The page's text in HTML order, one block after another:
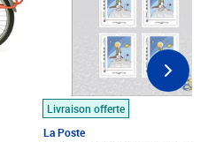
Livraison offerte
La Poste